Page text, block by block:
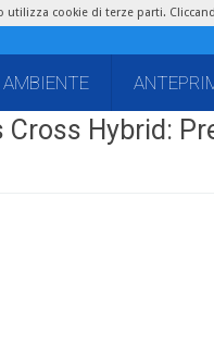
AMBIENTE
Cross Hybrid:
utilizza cookie di terze parti.